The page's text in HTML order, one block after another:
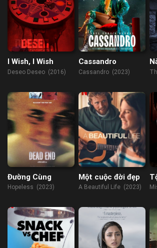
I Wish, I Wish
Deseo Deseo (2016)
Cassandro
Cassandro (2023)
Đường Cùng
Hopeless (2023)
Một cuộc đời đẹp
A Beautiful Life (2023)